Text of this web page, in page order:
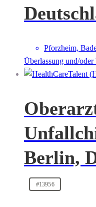
Pforzheim,
Überlassung und/
Berlin,
#13956